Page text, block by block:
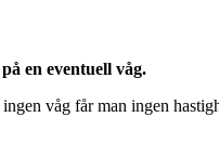
en eventuell våg.
våg får man ingen